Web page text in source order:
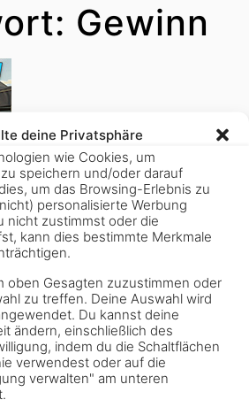
deine Privatsphäre
wie Cookies, um
speichern und/oder darauf
um das Browsing-Erlebnis zu
personalisierte Werbung
nicht zustimmst oder die
kann dies bestimmte Merkmale
oben Gesagten zuzustimmen oder
zu treffen. Deine Auswahl wird
Du kannst deine
ändern, einschließlich des
indem du die Schaltflächen
verwendest oder auf die
verwalten" am unteren
Gewinn
Pack kaufen
Pack kaufen
& Nachhaltigkeit
neuen Inhalten erhaltet ihr